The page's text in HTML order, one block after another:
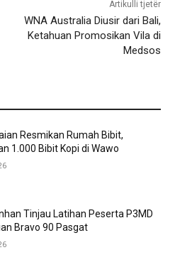
Artikulli tjetër
WNA Australia Diusir dari Bali,
Ketahuan Promosikan Vila di
Medsos
Resmikan Rumah Bibit,
1.000 Bibit Kopi di Wawo
Tinjau Latihan Peserta P3MD
Bravo 90 Pasgat